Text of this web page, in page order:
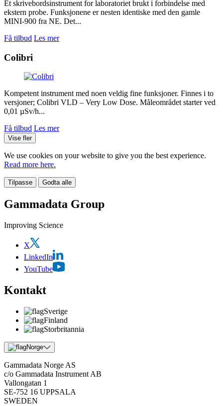
Et skrivebordsinstrument for laboratoriet brukt i forbindelse med
ekstern probe. Funksjonene er nesten identiske med den gamle
MINI-900 fra NE. Det...
Få tilbud Les mer
Colibri
Kompetent instrument med noen veldig fine funksjoner. Finnes i to
versjoner; Colibri VLD – Very Low Dose. Måleområdet starter ved
0,01 µSv/h...
Få tilbud Les mer
Vise fler
We use cookies on your website to give you the best experience.
Read more here.
Tilpasse Godta alle
Gammadata Group
Improving Science
X
LinkedIn
YouTube
Kontakt
Sverige
Finland
Storbritannia
Norge
Gammadata Norge AS
c/o Gammadata Instrument AB
Vallongatan 1
SE-752 16 UPPSALA
SWEDEN